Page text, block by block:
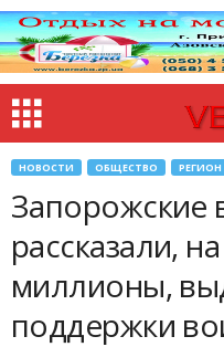
НОВОСТИ ОБЩЕСТВО РЕГИОН
Запорожские
рассказали,
миллионы,
поддержки